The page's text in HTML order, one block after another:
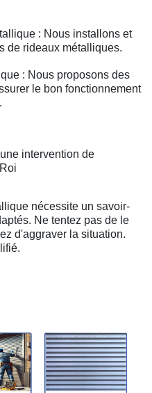
: Nous installons et
de rideaux métalliques.
: Nous proposons des
le bon fonctionnement
intervention de
nécessite un savoir-
Ne tentez pas de le
d'aggraver la situation.